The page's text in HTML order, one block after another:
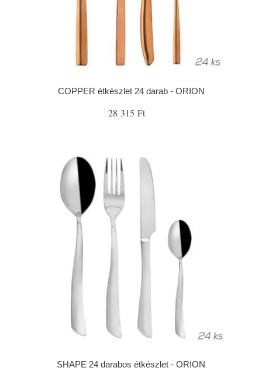
COPPER étkészlet 24 darab - ORION
28 315 Ft
SHAPE 24 darabos étkészlet - ORION